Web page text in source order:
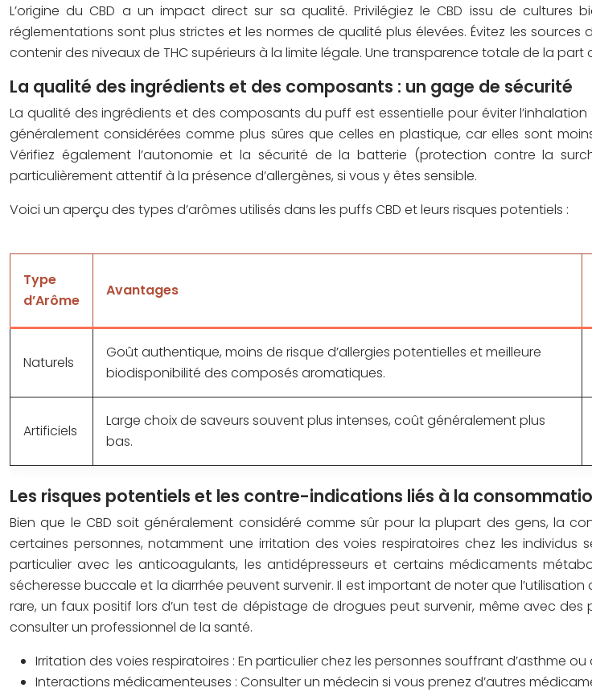
L’origine du CBD a un impact direct sur sa qualité. Privilégiez le CBD issu de
réglementations sont plus strictes et les normes de qualité plus élevées. Évitez les
contenir des niveaux de THC supérieurs à la limite légale. Une transparence totale de la
La qualité des ingrédients et des composants : un gage de sécurité
La qualité des ingrédients et des composants du puff est essentielle pour éviter
généralement considérées comme plus sûres que celles en plastique, car elles sont
Vérifiez également l’autonomie et la sécurité de la batterie (protection contre la
particulièrement attentif à la présence d’allergènes, si vous y êtes sensible.
Voici un aperçu des types d’arômes utilisés dans les puffs CBD et leurs risques potentiels :
Type
d’Arôme
Avantages
Naturels
Goût authentique, moins de risque d’allergies potentielles et meilleure
biodisponibilité des composés aromatiques.
Artificiels
Large choix de saveurs souvent plus intenses, coût généralement plus
bas.
Les risques potentiels et les contre-indications liés à la
Bien que le CBD soit généralement considéré comme sûr pour la plupart des gens, la
certaines personnes, notamment une irritation des voies respiratoires chez les individus
particulier avec les anticoagulants, les antidépresseurs et certains médicaments
sécheresse buccale et la diarrhée peuvent survenir. Il est important de noter que
rare, un faux positif lors d’un test de dépistage de drogues peut survenir, même avec
consulter un professionnel de la santé.
Irritation des voies respiratoires : En particulier chez les personnes souffrant d’asthme ou
Interactions médicamenteuses : Consulter un médecin si vous prenez d’autres